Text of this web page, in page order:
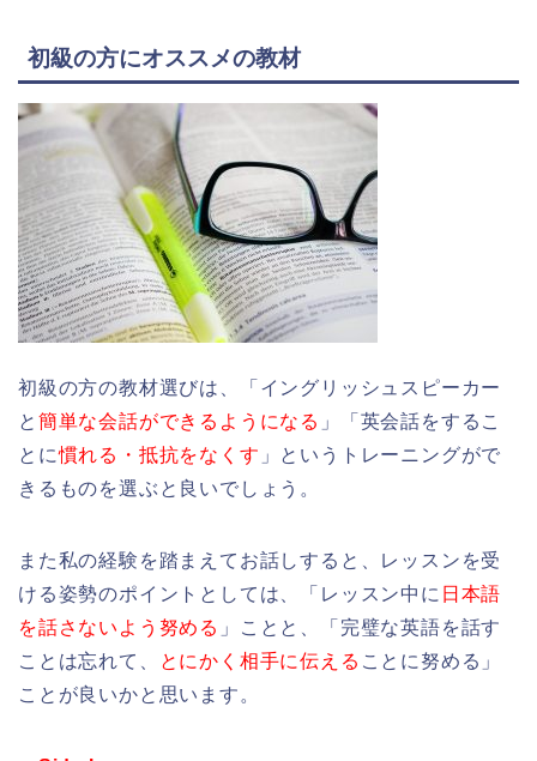
初級の方にオススメの教材
初級の方の教材選びは、「イングリッシュスピーカー
と 簡単な会話ができるようになる 」「英会話をするこ
とに慣れる・抵抗をなくす 」というトレーニングがで
きるものを選ぶと良いでしょう。
また私の経験を踏まえてお話しすると、レッスンを受
ける姿勢のポイントとしては、「レッスン中に 日本語
を話さないよう努める 」ことと、「完璧な英語を話す
ことは忘れて、
とにかく相手に伝える ことに努める」
ことが良いかと思います。